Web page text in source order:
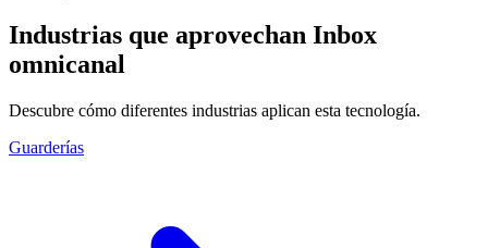
Industrias que aprovechan Inbox
omnicanal
Descubre cómo diferentes industrias aplican esta tecnología.
Guarderías